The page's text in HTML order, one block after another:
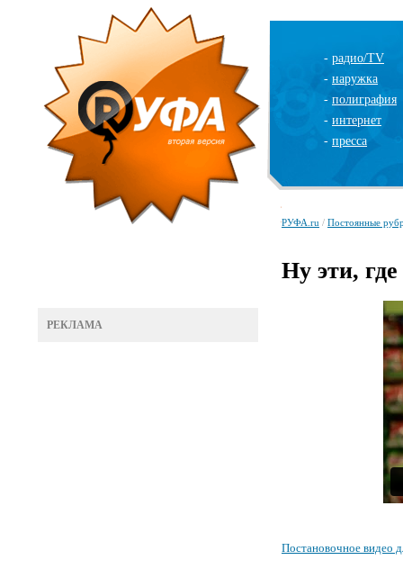
- радио/TV
- наружка
- полиграфия
- интернет
- пресса
РЕКЛАМА
РУФА.ru / Постоянные
Ну эти,
Постановочное видео